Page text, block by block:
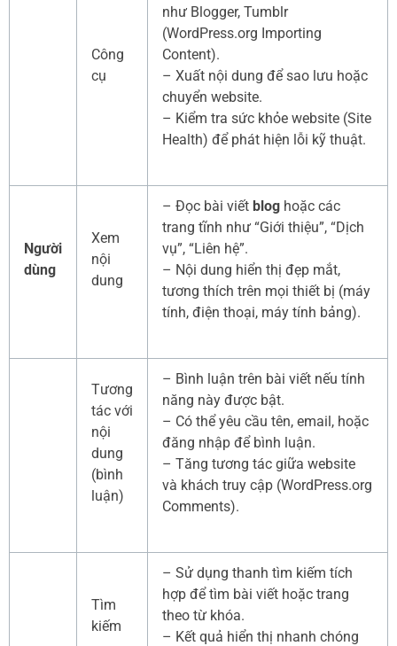
Công
cụ
như Blogger, Tumblr
(WordPress.org Importing
Content).
– Xuất nội dung để sao lưu hoặc
chuyển website.
– Kiểm tra sức khỏe website (Site
Health) để phát hiện lỗi kỹ thuật.
Người
dùng
Xem
nội
dung
– Đọc bài viết blog hoặc các
trang tĩnh như “Giới thiệu”, “Dịch
vụ”, “Liên hệ”.
– Nội dung hiển thị đẹp mắt,
tương thích trên mọi thiết bị (máy
tính, điện thoại, máy tính bảng).
Tương
tác với
nội
dung
(bình
luận)
– Bình luận trên bài viết nếu tính
năng này được bật.
– Có thể yêu cầu tên, email, hoặc
đăng nhập để bình luận.
– Tăng tương tác giữa website
và khách truy cập (WordPress.org
Comments).
Tìm
kiếm
– Sử dụng thanh tìm kiếm tích
hợp để tìm bài viết hoặc trang
theo từ khóa.
– Kết quả hiển thị nhanh chóng